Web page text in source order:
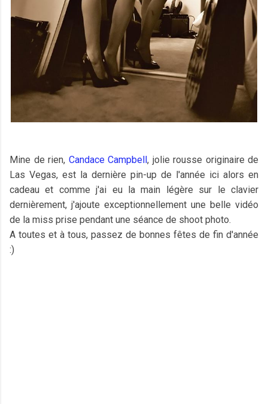
Mine de rien, Candace Campbell, jolie rousse originaire de
Las Vegas, est la dernière pin-up de l'année ici alors en
cadeau et comme j'ai eu la main légère sur le clavier
dernièrement, j'ajoute exceptionnellement une belle vidéo
de la miss prise pendant une séance de shoot photo.
A toutes et à tous, passez de bonnes fêtes de fin d'année
:)